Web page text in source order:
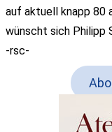
auf aktuell knapp 80
wünscht sich Philipp
-rsc-